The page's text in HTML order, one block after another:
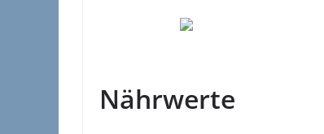
Nährwerte